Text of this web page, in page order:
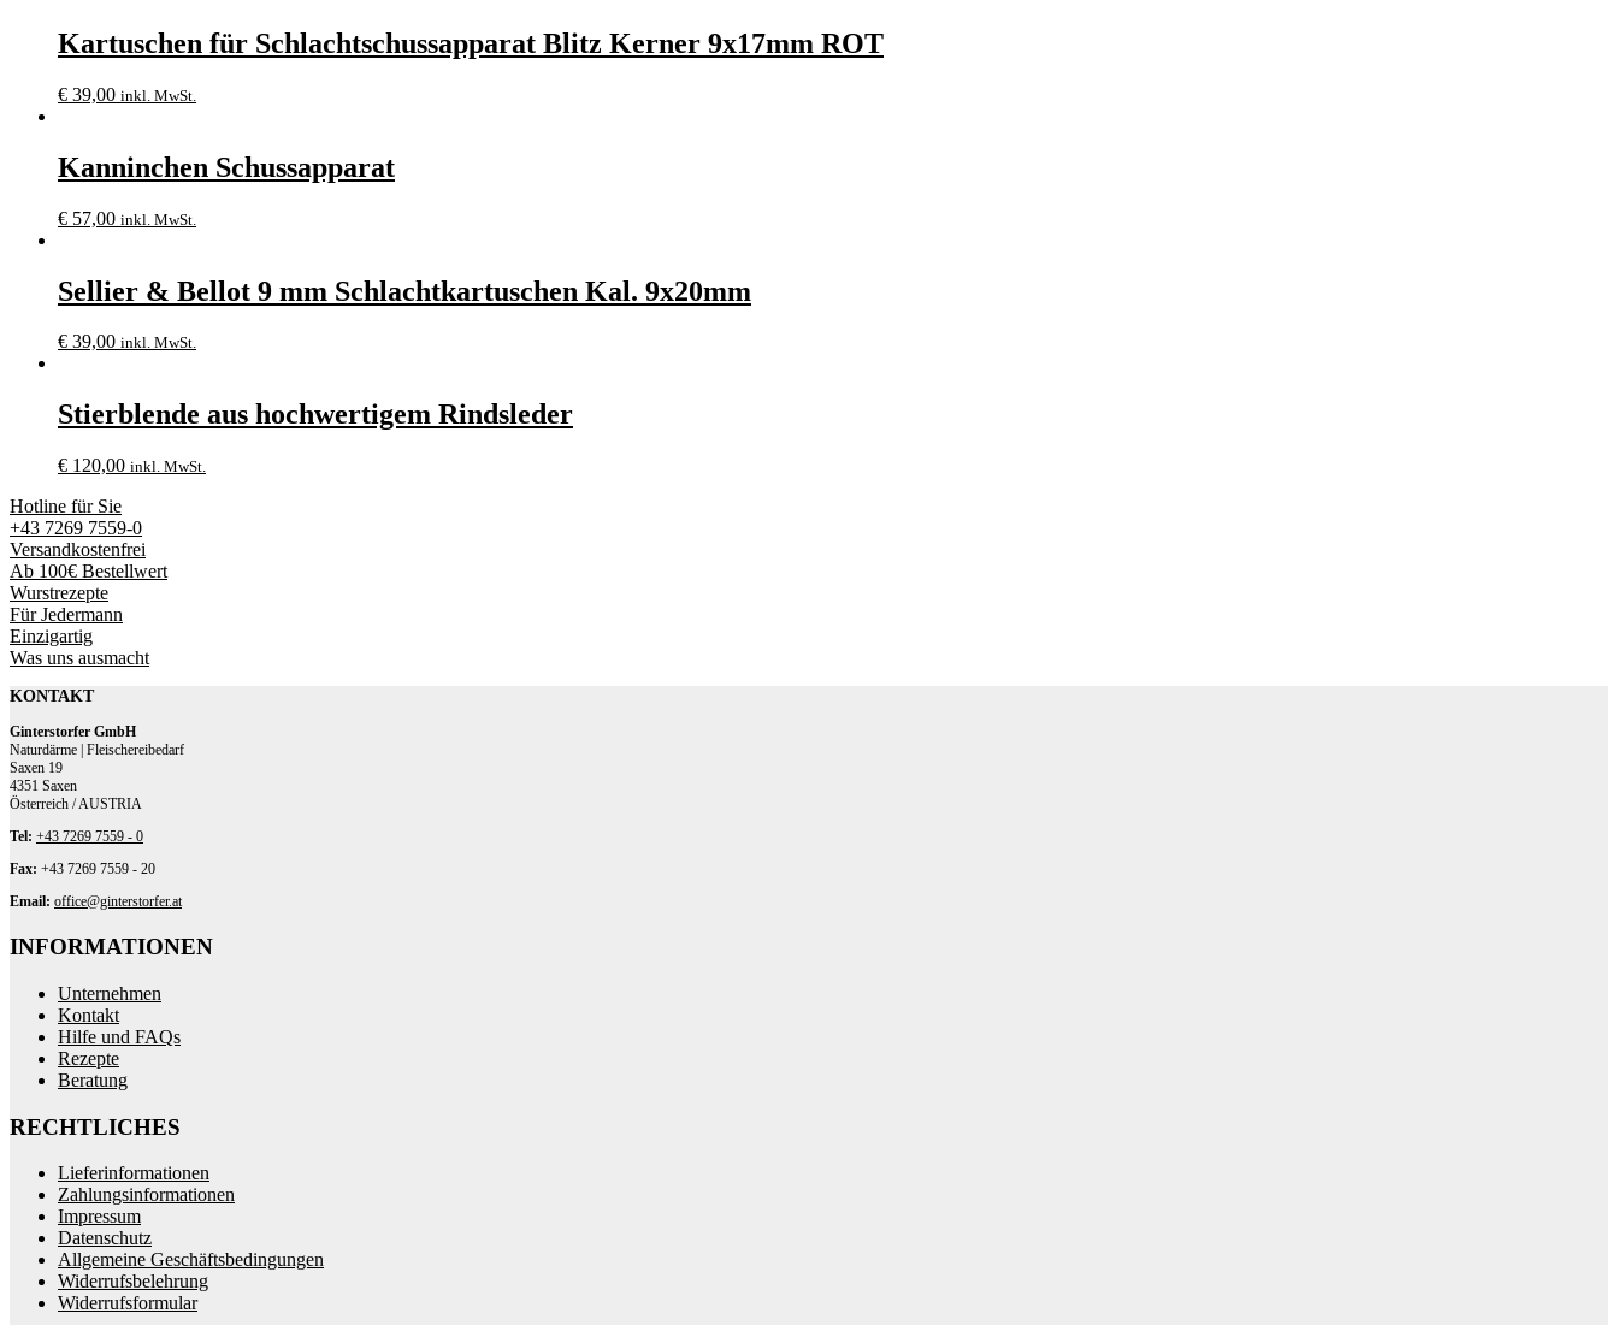
Kartuschen für Schlachtschussapparat Blitz Kerner 9x17mm ROT
€ 39,00 inkl. MwSt.
Kanninchen Schussapparat
€ 57,00 inkl. MwSt.
Sellier & Bellot 9 mm Schlachtkartuschen Kal. 9x20mm
€ 39,00 inkl. MwSt.
Stierblende aus hochwertigem Rindsleder
€ 120,00 inkl. MwSt.
Hotline für Sie
+43 7269 7559-0
Versandkostenfrei
Ab 100€ Bestellwert
Wurstrezepte
Für Jedermann
Einzigartig
Was uns ausmacht
KONTAKT
Ginterstorfer GmbH
Naturdärme | Fleischereibedarf
Saxen 19
4351 Saxen
Österreich / AUSTRIA
Tel: +43 7269 7559 - 0
Fax: +43 7269 7559 - 20
Email: office@ginterstorfer.at
INFORMATIONEN
Unternehmen
Kontakt
Hilfe und FAQs
Rezepte
Beratung
RECHTLICHES
Lieferinformationen
Zahlungsinformationen
Impressum
Datenschutz
Allgemeine Geschäftsbedingungen
Widerrufsbelehrung
Widerrufsformular